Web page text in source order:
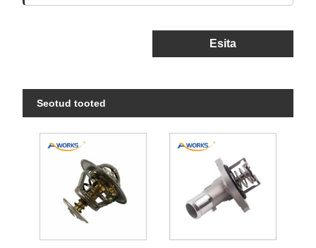
Esita
Seotud tooted